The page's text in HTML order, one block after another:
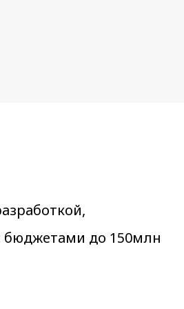
бюджетами до 150млн